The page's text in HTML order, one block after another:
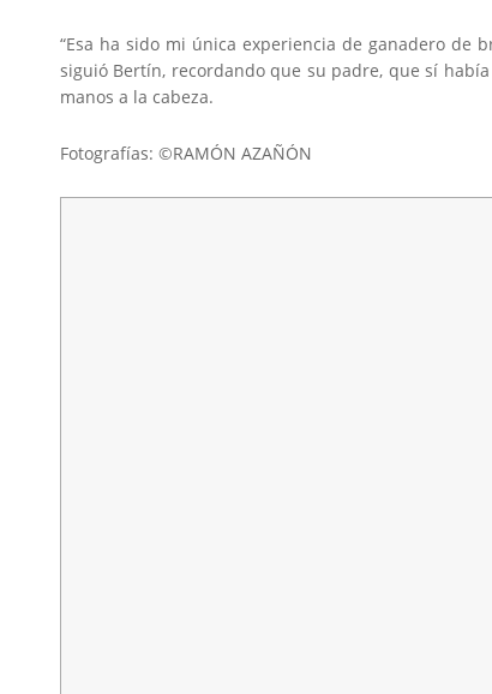
“Esa ha sido mi única experiencia de ganadero de
siguió Bertín, recordando que su padre, que sí
manos a la cabeza.
Fotografías: ©RAMÓN AZAÑÓN